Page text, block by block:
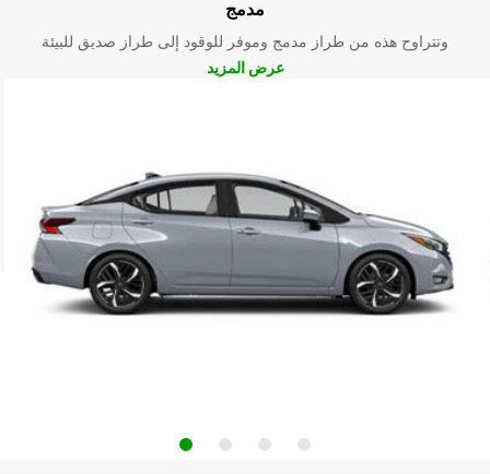
مدمج
وتتراوح هذه من طراز مدمج وموفر للوقود إلى طراز صديق للبيئة
عرض المزيد